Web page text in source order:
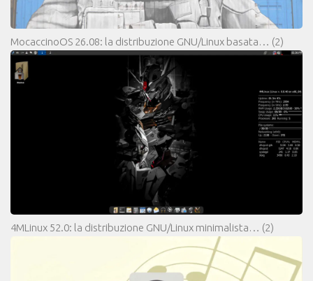
MocaccinoOS 26.08: la distribuzione GNU/Linux basata… (2)
4MLinux 52.0: la distribuzione GNU/Linux minimalista… (2)